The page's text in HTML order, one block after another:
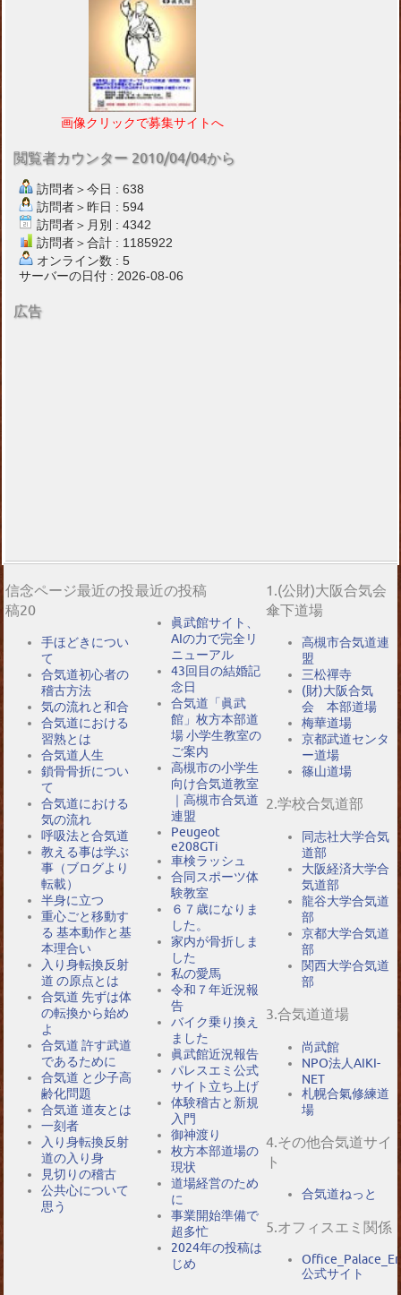
画像クリックで募集サイトへ
閲覧者カウンター 2010/04/04から
訪問者＞今日 : 638
訪問者＞昨日 : 594
訪問者＞月別 : 4342
訪問者＞合計 : 1185922
オンライン数 : 5
サーバーの日付 : 2026-08-06
広告
信念ページ最近の投
稿20
手ほどきについ
て
合気道初心者の
稽古方法
気の流れと和合
合気道における
習熟とは
合気道人生
鎖骨骨折につい
て
合気道における
気の流れ
呼吸法と合気道
教える事は学ぶ
事（ブログより
転載）
半身に立つ
重心ごと移動す
る 基本動作と基
本理合い
入り身転換反射
道 の原点とは
合気道 先ずは体
の転換から始め
よ
合気道 許す武道
であるために
合気道 と少子高
齢化問題
合気道 道友とは
一刻者
入り身転換反射
道の入り身
見切りの稽古
公共心について
思う
最近の投稿
眞武館サイト、
AIの力で完全リ
ニューアル
43回目の結婚記
念日
合気道「眞武
館」枚方本部道
場 小学生教室の
ご案内
高槻市の小学生
向け合気道教室
｜高槻市合気道
連盟
Peugeot
e208GTi
車検ラッシュ
合同スポーツ体
験教室
６７歳になりま
した。
家内が骨折しま
した
私の愛馬
令和７年近況報
告
バイク乗り換え
ました
眞武館近況報告
パレスエミ公式
サイト立ち上げ
体験稽古と新規
入門
御神渡り
枚方本部道場の
現状
道場経営のため
に
事業開始準備で
超多忙
2024年の投稿は
じめ
1.(公財)大阪合気会
傘下道場
高槻市合気道連
盟
三松禪寺
(財)大阪合気
会 本部道場
梅華道場
京都武道センタ
ー道場
篠山道場
2.学校合気道部
同志社大学合気
道部
大阪経済大学合
気道部
龍谷大学合気道
部
京都大学合気道
部
関西大学合気道
部
3.合気道道場
尚武館
NPO法人AIKI-
NET
札幌合氣修練道
場
4.その他合気道サイ
ト
合気道ねっと
5.オフィスエミ関係
公式サイト